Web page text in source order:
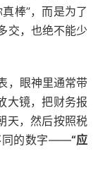
棒”，而是为了
交，也绝不能少
，眼神里通常带
大镜，把财务报
天，然后按照税
同的数字——“应